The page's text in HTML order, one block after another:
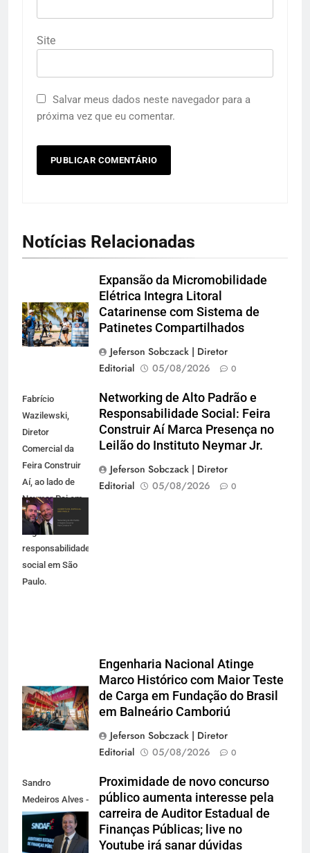
Site
Salvar meus dados neste navegador para a
próxima vez que eu comentar.
Notícias Relacionadas
Expansão da Micromobilidade
Elétrica Integra Litoral
Catarinense com Sistema de
Patinetes Compartilhados
Jeferson Sobczack | Diretor
Editorial
05/08/2026 0
Fabrício
Wazilewski,
Diretor
Comercial da
Feira Construir
Aí, ao lado de
Neymar Pai em
evento de
negócios e
responsabilidade
social em São
Paulo.
Networking de Alto Padrão e
Responsabilidade Social: Feira
Construir Aí Marca Presença no
Leilão do Instituto Neymar Jr.
Jeferson Sobczack | Diretor
Editorial
05/08/2026 0
Engenharia Nacional Atinge
Marco Histórico com Maior Teste
de Carga em Fundação do Brasil
em Balneário Camboriú
Jeferson Sobczack | Diretor
Editorial
05/08/2026 0
Sandro
Medeiros Alves -
Presidente do
Sindaf-SC
Proximidade de novo concurso
público aumenta interesse pela
carreira de Auditor Estadual de
Finanças Públicas; live no
Youtube irá sanar dúvidas